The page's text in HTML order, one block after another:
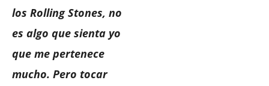
los Rolling Stones, no
es algo que sienta yo
que me pertenece
mucho. Pero tocar